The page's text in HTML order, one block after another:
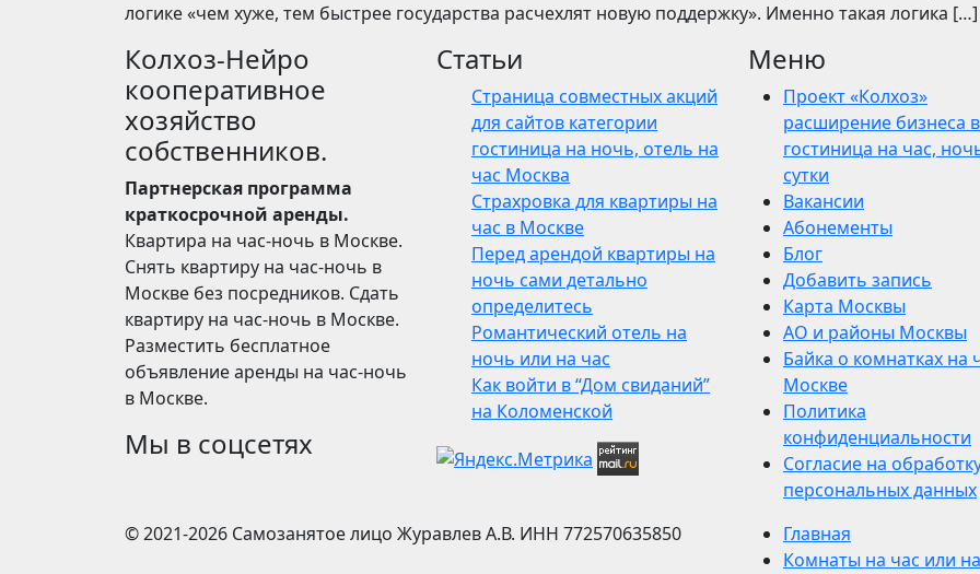
логике «чем хуже, тем быстрее государства расчехлят новую поддержку». Именно такая логика […]
Колхоз-Нейро
кооперативное
хозяйство
собственников.
Партнерская программа
краткосрочной аренды.
Квартира на час-ночь в Москве.
Снять квартиру на час-ночь в
Москве без посредников. Сдать
квартиру на час-ночь в Москве.
Разместить бесплатное
объявление аренды на час-ночь
в Москве.
Мы в соцсетях
Статьи
Страница совместных акций
для сайтов категории
гостиница на ночь, отель на
час Москва
Страхровка для квартиры на
час в Москве
Перед арендой квартиры на
ночь сами детально
определитесь
Романтический отель на
ночь или на час
Как войти в “Дом свиданий”
на Коломенской
Меню
Проект «Колхоз»
расширение бизнеса
гостиница на час,
сутки
Вакансии
Абонементы
Блог
Добавить запись
Карта Москвы
АО и районы Москвы
Байка о комнатках на
Москве
Политика
конфиденциальности
Согласие на
персональных данных
© 2021-2026 Самозанятое лицо Журавлев А.В. ИНН 772570635850
Главная
Комнаты на час или